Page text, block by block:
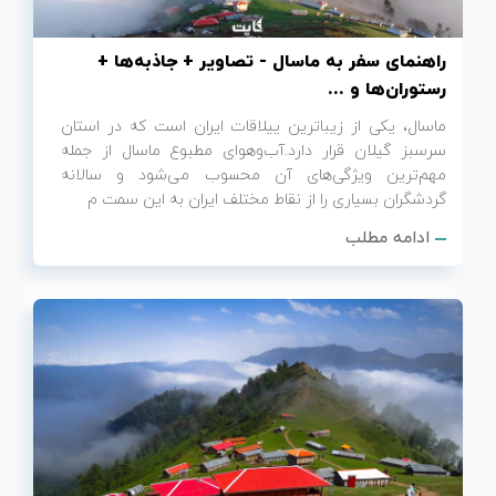
راهنمای سفر به ماسال - تصاویر + جاذبه‌ها +
رستوران‌ها و ...
ماسال، یکی از زیباترین ییلاقات ایران است که در استان
سرسبز گیلان قرار دارد.آب‌وهوای مطبوع ماسال از جمله
مهم‌ترین ویژگی‌های آن محسوب می‌شود و سالانه
گردشگران بسیاری را از نقاط مختلف ایران به این سمت م
ادامه مطلب